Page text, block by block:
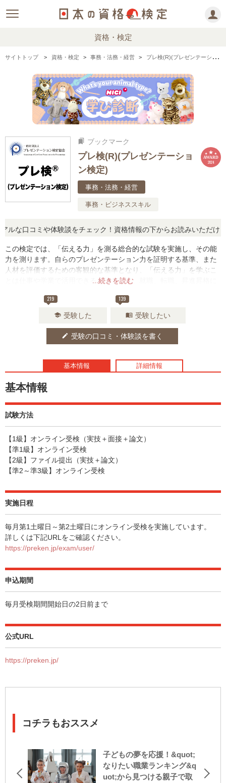
資格・検定
サイトトップ 資格・検定 事務・法務・経営 プレ検(R)(プレゼンテーション検定)の情報まとめ
bookmarks ブックマーク
プレ検(R)(プレゼンテーショ
ン検定)
事務・法務・経営
事務・ビジネススキル
AWARD
2024
口コミや体験談をチェック！資格情報の下からお読みいただけます
...続きを読む
この検定では、「伝える力」を測る総合的な試験を実施し、その能
力を測ります。自らのプレゼンテーション力を証明する基準、また
人材を評価するための客観的な基準となり、「伝える力」を学ぶこ
とは仕事や学業で活用できるだけでなく、就職、転職、昇進昇格に
219
school 受験した
139
menu_book 受験したい
edit 受験の口コミ・体験談を書く
基本情報 詳細情報
基本情報
試験方法
【1級】オンライン受検（実技＋面接＋論文）
【準1級】オンライン受検
【2級】ファイル提出（実技＋論文）
【準2～準3級】オンライン受検
実施日程
毎月第1土曜日～第2土曜日にオンライン受検を実施しています。
詳しくは下記URLをご確認ください。
https://preken.jp/exam/user/
申込期間
毎月受検期間開始日の2日前まで
公式URL
https://preken.jp/
コチラもおススメ
子どもの夢を応援！&quot;
なりたい職業ランキング&q
uot;から見つける親子で取